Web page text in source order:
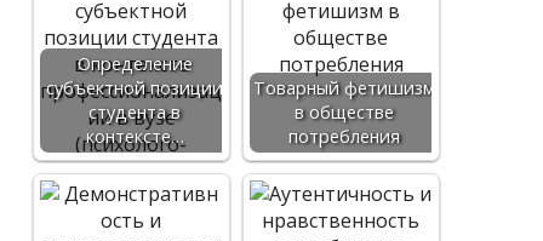
Определение
субъектной позиции
студента в
контексте…
Товарный фетишизм
в обществе
потребления